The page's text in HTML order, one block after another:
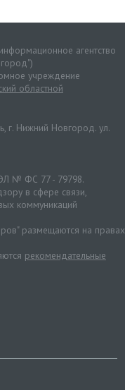
агентство
учреждение
областной
г. Нижний Новгород. ул.
№ ФС 77 - 79798.
в сфере связи,
коммуникаций
размещаются на правах
рекомендательные